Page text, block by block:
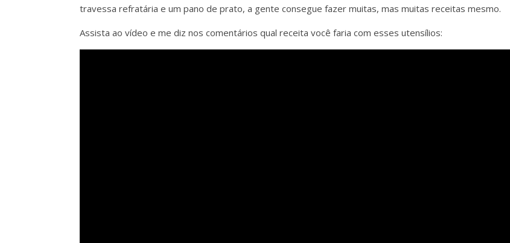
travessa refratária e um pano de prato, a gente consegue fazer muitas, mas muitas receitas mesmo.
Assista ao vídeo e me diz nos comentários qual receita você faria com esses utensílios: